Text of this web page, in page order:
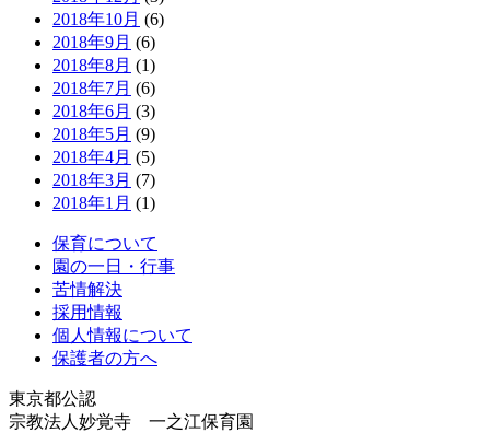
2018年10月 (6)
2018年9月 (6)
2018年8月 (1)
2018年7月 (6)
2018年6月 (3)
2018年5月 (9)
2018年4月 (5)
2018年3月 (7)
2018年1月 (1)
保育について
園の一日・行事
苦情解決
採用情報
個人情報について
保護者の方へ
東京都公認
宗教法人妙覚寺 一之江保育園